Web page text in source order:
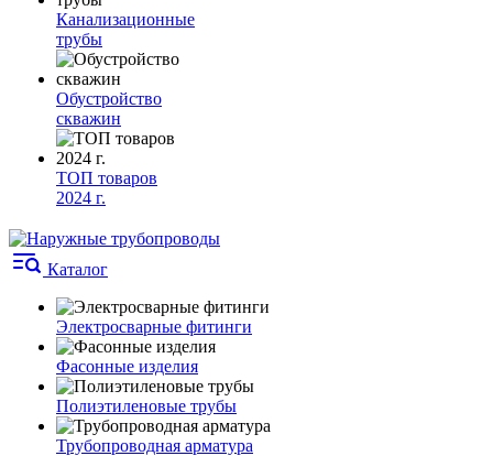
Канализационные
трубы
Обустройство
скважин
ТОП товаров
2024 г.
Каталог
Электросварные фитинги
Фасонные изделия
Полиэтиленовые трубы
Трубопроводная арматура